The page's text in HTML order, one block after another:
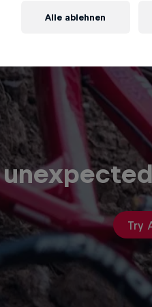
Try
Alle ablehnen